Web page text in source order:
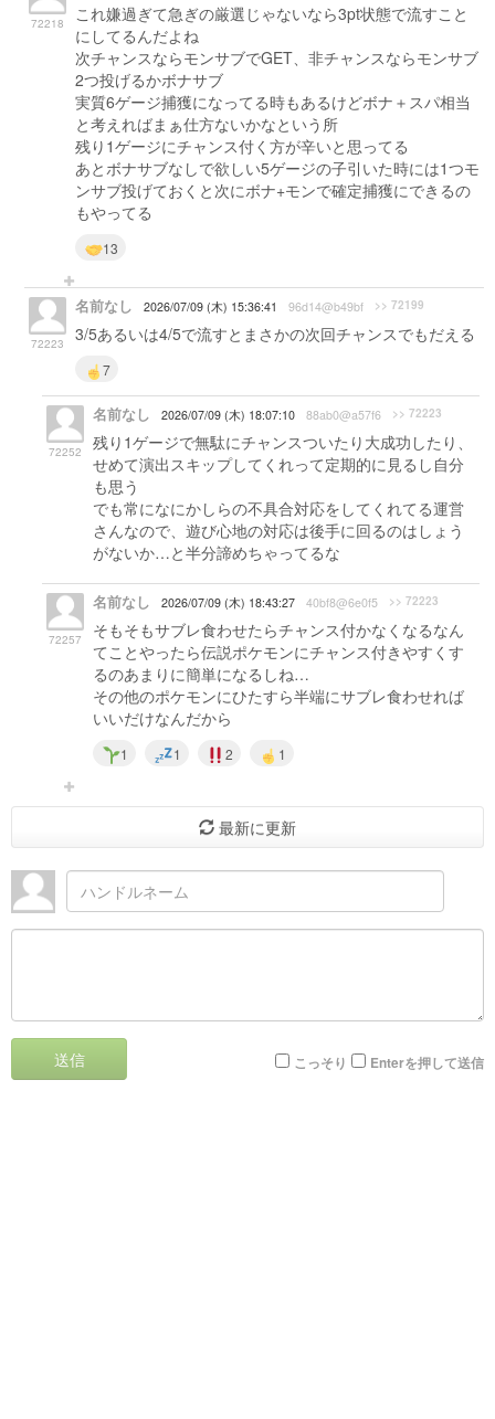
72218
これ嫌過ぎて急ぎの厳選じゃないなら3pt状態で流すこと
にしてるんだよね
次チャンスならモンサブでGET、非チャンスならモンサブ
2つ投げるかボナサブ
実質6ゲージ捕獲になってる時もあるけどボナ＋スパ相当
と考えればまぁ仕方ないかなという所
残り1ゲージにチャンス付く方が辛いと思ってる
あとボナサブなしで欲しい5ゲージの子引いた時には1つモ
ンサブ投げておくと次にボナ+モンで確定捕獲にできるの
もやってる
13
72223
名前なし 2026/07/09 (木) 15:36:41 96d14@b49bf >> 72199
3/5あるいは4/5で流すとまさかの次回チャンスでもだえる
7
72252
名前なし 2026/07/09 (木) 18:07:10 88ab0@a57f6 >> 72223
残り1ゲージで無駄にチャンスついたり大成功したり、
せめて演出スキップしてくれって定期的に見るし自分
も思う
でも常になにかしらの不具合対応をしてくれてる運営
さんなので、遊び心地の対応は後手に回るのはしょう
がないか…と半分諦めちゃってるな
72257
名前なし 2026/07/09 (木) 18:43:27 40bf8@6e0f5 >> 72223
そもそもサブレ食わせたらチャンス付かなくなるなん
てことやったら伝説ポケモンにチャンス付きやすくす
るのあまりに簡単になるしね…
その他のポケモンにひたすら半端にサブレ食わせれば
いいだけなんだから
1 1 2 1
最新に更新
送信 こっそり Enterを押して送信